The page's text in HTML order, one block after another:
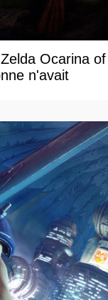
Ocarina of
n'avait